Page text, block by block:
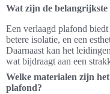
Wat zijn de belangrijkste
Een verlaagd plafond
betere isolatie, en een
Daarnaast kan het
wat bijdraagt aan een
Welke materialen zijn
plafond?